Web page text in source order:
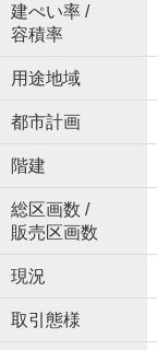
建ぺい率 /
容積率
用途地域
都市計画
階建
総区画数 /
販売区画数
現況
取引態様